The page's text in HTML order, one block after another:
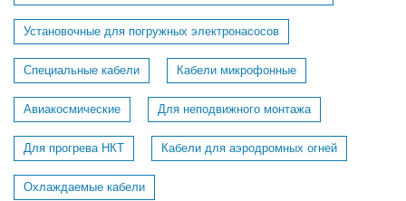
Установочные для погружных электронасосов
Специальные кабели Кабели микрофонные
Авиакосмические Для неподвижного монтажа
Для прогрева НКТ Кабели для аэродромных огней
Охлаждаемые кабели